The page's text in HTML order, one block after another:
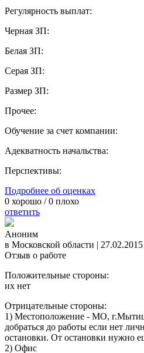
Регулярность выплат:
Черная ЗП:
Белая ЗП:
Серая ЗП:
Размер ЗП:
Прочее:
Обучение за счет компании:
Адекватность начальства:
Перспективы:
Подробнее об оценках
0 хорошо /0 плохо
ответить
Аноним
в Московской области | 27.02.2015
Отзыв о работе
Положительные стороны:
их нет
Отрицательные стороны:
1) Местоположение - МО,
добраться до работы если нет
остановки. От остановки нужно
2) Офис